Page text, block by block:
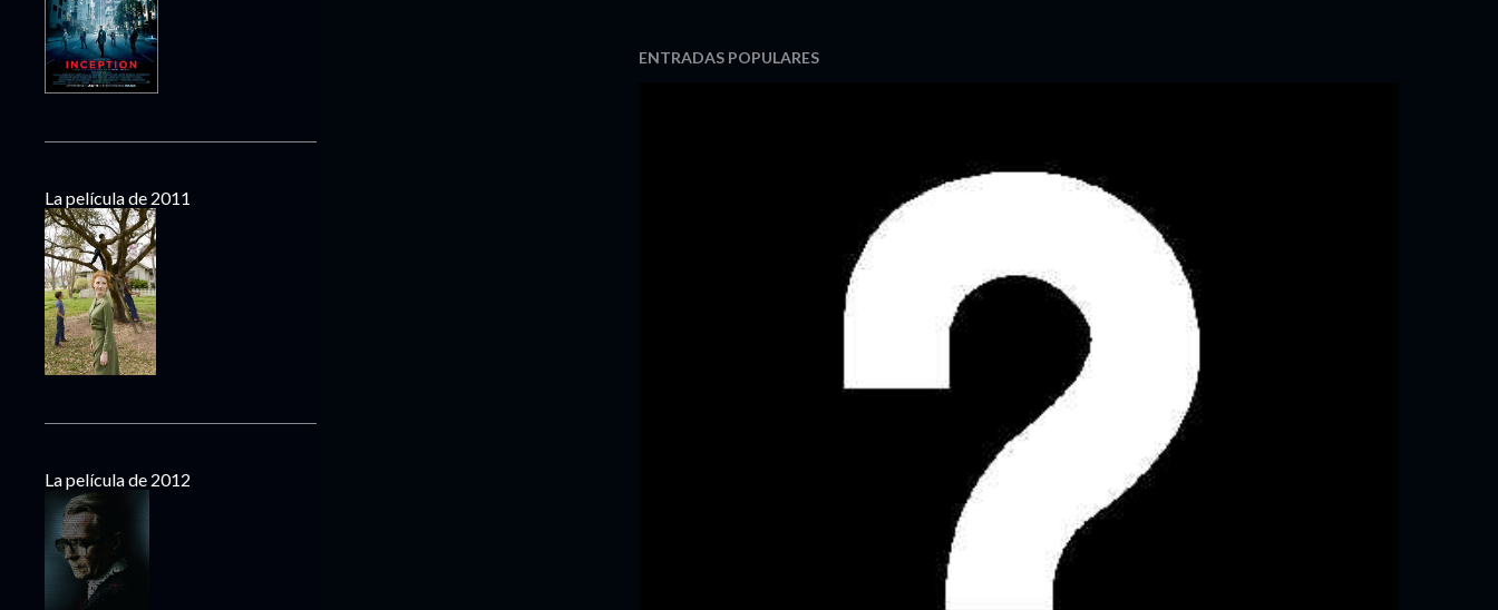
ENTRADAS POPULARES
La película de 2011
La película de 2012